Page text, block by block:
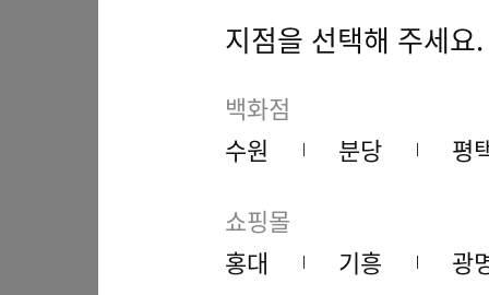
지점을 선택해 주세요.
백화점
수원
분당 평
쇼핑몰
홍대
기흥 광